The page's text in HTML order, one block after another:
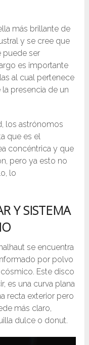
más brillante de
y se cree que
puede ser
es importante
al cual pertenece
presencia de un
los astrónomos
que es el
concéntrica y que
pero ya esto no
lo
Y SISTEMA
se encuentra
por polvo
Este disco
es una curva plana
recta exterior pero
más claro,
dulce o donut.